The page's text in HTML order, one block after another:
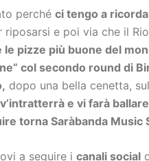
perché ci tengo a
riposarsi e poi via che il
pizze più buone del
col secondo round di
dopo una bella cenetta,
e vi farà
torna Saràbanda Music
a seguire i canali social